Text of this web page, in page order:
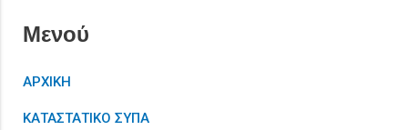
Μενού
ΑΡΧΙΚΗ
ΚΑΤΑΣΤΑΤΙΚΟ ΣΥΠΑ